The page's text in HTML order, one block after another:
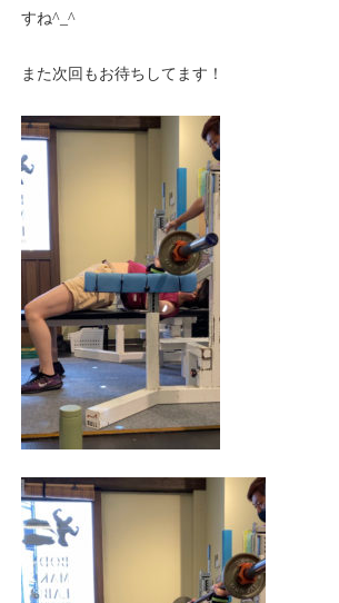
すね^_^
また次回もお待ちしてます！